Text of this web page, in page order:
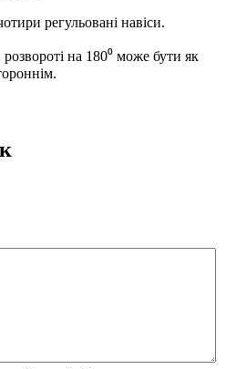
регульовані навіси.
на 180⁰ може бути як